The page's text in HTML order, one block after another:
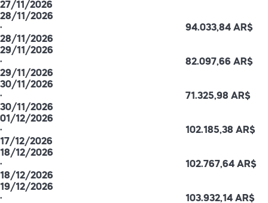
27/11/2026
28/11/2026
·
28/11/2026
94.033,84 AR$
29/11/2026
·
29/11/2026
82.097,66 AR$
30/11/2026
·
30/11/2026
71.325,98 AR$
01/12/2026
·
17/12/2026
102.185,38 AR$
18/12/2026
·
18/12/2026
102.767,64 AR$
19/12/2026
·
103.932,14 AR$